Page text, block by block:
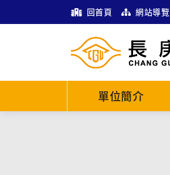
回首頁 網站導覽
單位簡介